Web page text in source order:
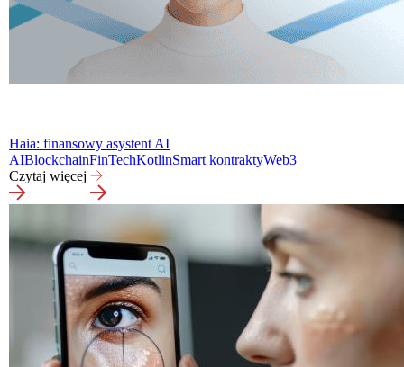
Haia: finansowy asystent AI
AIBlockchainFinTechKotlinSmart kontraktyWeb3
Czytaj więcej